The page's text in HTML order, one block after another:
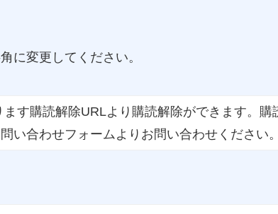
に変更してください。
す購読解除URLより購読解除ができます。購
い合わせフォームよりお問い合わせください。